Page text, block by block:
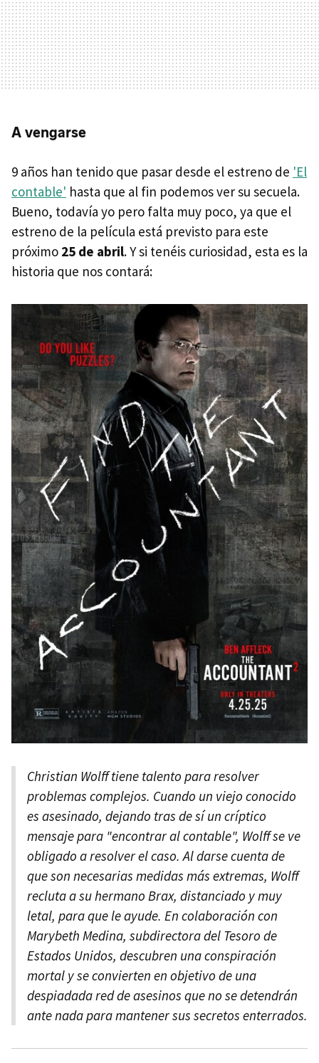
A vengarse
9 años han tenido que pasar desde el estreno de 'El
contable' hasta que al fin podemos ver su secuela.
Bueno, todavía yo pero falta muy poco, ya que el
estreno de la película está previsto para este
próximo 25 de abril. Y si tenéis curiosidad, esta es la
historia que nos contará:
Christian Wolff tiene talento para resolver
problemas complejos. Cuando un viejo conocido
es asesinado, dejando tras de sí un críptico
mensaje para "encontrar al contable", Wolff se ve
obligado a resolver el caso. Al darse cuenta de
que son necesarias medidas más extremas, Wolff
recluta a su hermano Brax, distanciado y muy
letal, para que le ayude. En colaboración con
Marybeth Medina, subdirectora del Tesoro de
Estados Unidos, descubren una conspiración
mortal y se convierten en objetivo de una
despiadada red de asesinos que no se detendrán
ante nada para mantener sus secretos enterrados.